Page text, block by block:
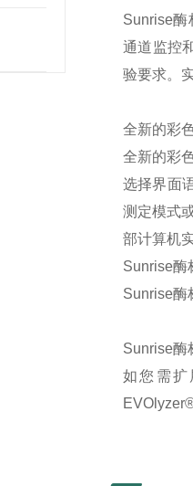
Sunrise酶
通道监控
验要求。
全新的彩
全新的彩
选择界面
测定模式
部计算机
Sunrise酶
Sunrise酶
Sunrise酶
如您需扩